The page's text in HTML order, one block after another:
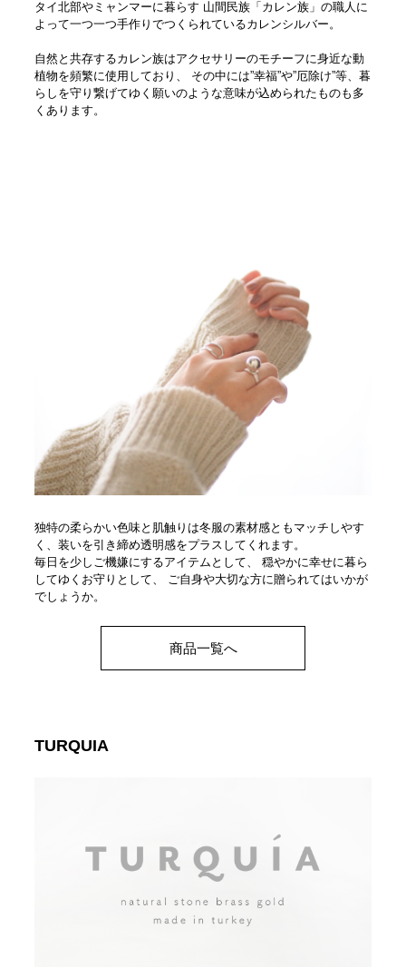
タイ北部やミャンマーに暮らす 山間民族「カレン族」の職人に
よって一つ一つ手作りでつくられているカレンシルバー。
自然と共存するカレン族はアクセサリーのモチーフに身近な動
植物を頻繁に使用しており、 その中には”幸福”や”厄除け”等、暮
らしを守り繋げてゆく願いのような意味が込められたものも多
くあります。
独特の柔らかい色味と肌触りは冬服の素材感ともマッチしやす
く、装いを引き締め透明感をプラスしてくれます。
毎日を少しご機嫌にするアイテムとして、 穏やかに幸せに暮ら
してゆくお守りとして、 ご自身や大切な方に贈られてはいかが
でしょうか。
商品一覧へ
TURQUIA